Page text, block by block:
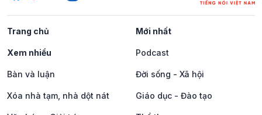
Trang chủ Mới nhất
Xem nhiều Podcast
Bàn và luận Đời sống - Xã hội
Xóa nhà tạm, nhà dột nát Giáo dục - Đào tạo